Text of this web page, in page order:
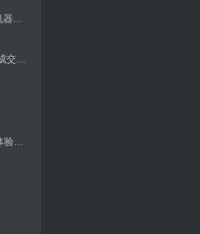
AI艺术品版权起争议，曾以42.25万美元拍卖成交的AI绘画成泡沫？
对话︱何桂彦：AI时代的艺术新边界与观众体验探索